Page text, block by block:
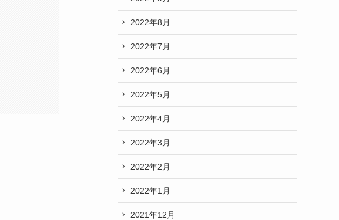
2022年8月
2022年7月
2022年6月
2022年5月
2022年4月
2022年3月
2022年2月
2022年1月
2021年12月